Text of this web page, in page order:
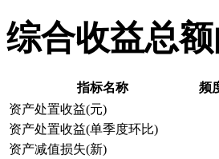
综合收益总
指标名称 频
资产处置收益(元)
资产处置收益(单季度环比)
资产减值损失(新)